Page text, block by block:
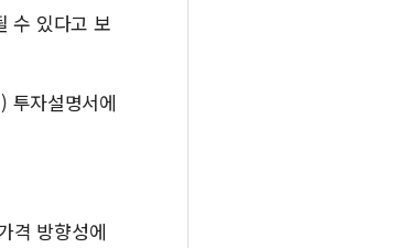
수 있다고 보
투자설명서에
격 방향성에